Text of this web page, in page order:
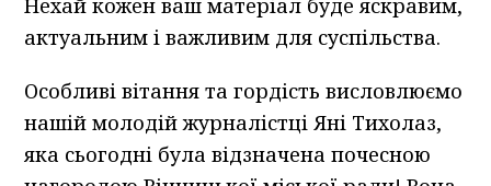
Нехай кожен ваш матеріал буде яскравим,
актуальним і важливим для суспільства.
Особливі вітання та гордість висловлюємо
нашій молодій журналістці Яні Тихолаз,
яка сьогодні була відзначена почесною